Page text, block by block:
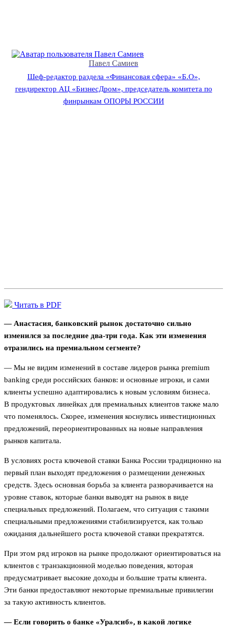
Павел Самиев
Шеф-редактор раздела «Финансовая сфера» «Б.О»,
гендиректор АЦ «БизнесДром», председатель комитета по
финрынкам ОПОРЫ РОССИИ
Читать в PDF
— Анастасия, банковский рынок достаточно сильно
изменился за последние два-три года. Как эти изменения
отразились на премиальном сегменте?
— Мы не видим изменений в составе лидеров рынка premium
banking среди российских банков: и основные игроки, и сами
клиенты успешно адаптировались к новым условиям бизнеса.
В продуктовых линейках для премиальных клиентов также мало
что поменялось. Скорее, изменения коснулись инвестиционных
предложений, переориентированных на новые направления
рынков капитала.
В условиях роста ключевой ставки Банка России традиционно на
первый план выходят предложения о размещении денежных
средств. Здесь основная борьба за клиента разворачивается на
уровне ставок, которые банки выводят на рынок в виде
специальных предложений. Полагаем, что ситуация с такими
специальными предложениями стабилизируется, как только
ожидания дальнейшего роста ключевой ставки прекратятся.
При этом ряд игроков на рынке продолжают ориентироваться на
клиентов с транзакционной моделью поведения, которая
предусматривает высокие доходы и большие траты клиента.
Эти банки предоставляют некоторые премиальные привилегии
за такую активность клиентов.
— Если говорить о банке «Уралсиб», в какой логике